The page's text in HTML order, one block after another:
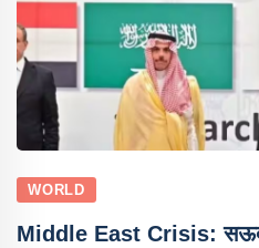
WORLD
Middle East Crisis: